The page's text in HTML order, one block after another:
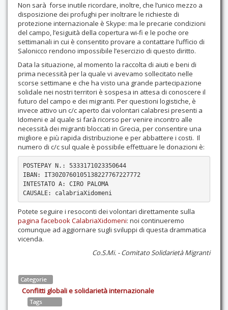
Non sarà forse inutile ricordare, inoltre, che l’unico mezzo a
disposizione dei profughi per inoltrare le richieste di
protezione internazionale è Skype: ma le precarie condizioni
del campo, l’esiguità della copertura wi-fi e le poche ore
settimanali in cui è consentito provare a contattare l’ufficio di
Salonicco rendono impossibile l’esercizio di questo diritto.
Data la situazione, al momento la raccolta di aiuti e beni di
prima necessità per la quale vi avevamo sollecitato nelle
scorse settimane e che ha visto una grande partecipazione
solidale nei nostri territori è sospesa in attesa di conoscere il
futuro del campo e dei migranti. Per questioni logistiche, è
invece attivo un c/c aperto dai volontari calabresi presenti a
Idomeni e al quale si farà ricorso per venire incontro alle
necessità dei migranti bloccati in Grecia, per consentire una
migliore e più rapida distribuzione e per abbattere i costi. Il
numero di c/c sul quale è possibile effettuare le donazioni è:
POSTEPAY N.: 5333171023350644
IBAN: IT30Z0760105138227767227772
INTESTATO A: CIRO PALOMA
CAUSALE: calabriaXidomeni
Potete seguire i resoconti dei volontari direttamente sulla
pagina facebook CalabriaXidomeni: noi continueremo
comunque ad aggiornare sugli sviluppi di questa drammatica
vicenda.
Co.S.Mi. - Comitato Solidarietà Migranti
Categorie
Conflitti globali e solidarietà internazionale
Tags